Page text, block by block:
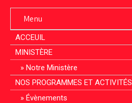
Menu
ACCEUIL
MINISTÈRE
Notre Ministère
NOS PROGRAMMES ET ACTIVITÉS
Évènements